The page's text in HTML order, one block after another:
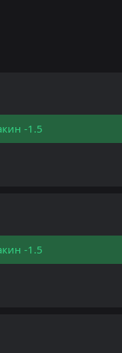
-1.5
-1.5